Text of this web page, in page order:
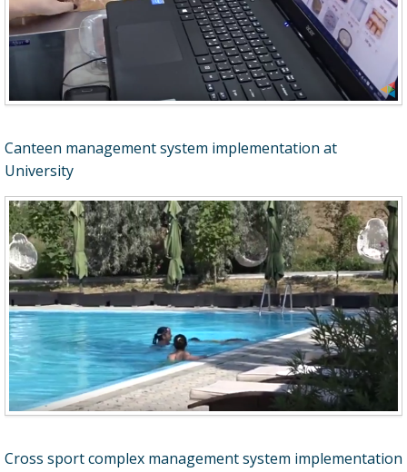
Canteen management system implementation at
University
Cross sport complex management system implementation